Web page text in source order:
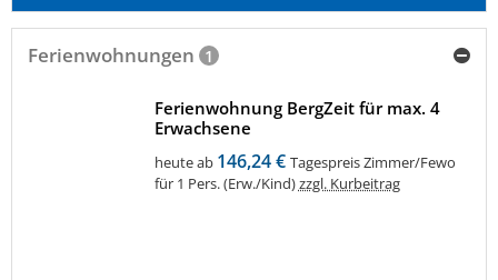
Ferienwohnungen 1
Ferienwohnung BergZeit für max. 4
Erwachsene
heute ab 146,24 € Tagespreis Zimmer/Fewo
für 1 Pers. (Erw./Kind)zzgl. Kurbeitrag